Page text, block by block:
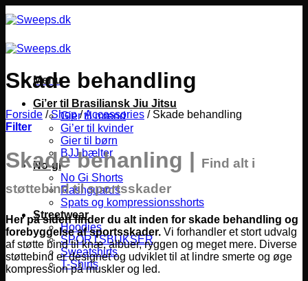
til
Menu
Gi’er til Brasiliansk Jiu Jitsu
Gier til mænd
Gi’er til kvinder
Gier til børn
BJJ bælter
No-gi
No Gi Shorts
Rashguards
Spats og kompressionsshorts
Streetwear
Hoodies
SPORTSBUKSER
Sweatshirts
T-Shirts
Skade behandling
Forside / Shop /Accessories /Skade behandling
Filter
Skade behanling | Find alt i
støttebind til sportsskader
Her på siden finder du alt inden for skade behandling og
forebyggelse af sportsskader. Vi forhandler et stort udvalg
af støtte bind til knæ, albuer, ryggen og meget mere. Diverse
støttebind er designet og udviklet til at lindre smerte og øge
kompression på muskler og led.